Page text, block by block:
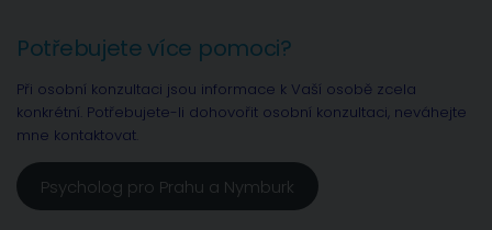
Potřebujete více pomoci?
Při osobní konzultaci jsou informace k Vaší osobě zcela
konkrétní. Potřebujete-li dohovořit osobní konzultaci, neváhejte
mne kontaktovat.
Psycholog pro Prahu a Nymburk